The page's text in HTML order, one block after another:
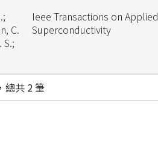
C.
S.;
Ieee Transactions on Applied
Superconductivity
總共 2 筆